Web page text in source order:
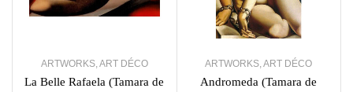
ARTWORKS,ART DÉCO
La Belle Rafaela (Tamara de
ARTWORKS,ART DÉCO
Andromeda (Tamara de